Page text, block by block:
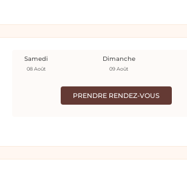
PRENDRE RENDEZ-VOUS
Samedi
08 Août
Dimanche
09 Août